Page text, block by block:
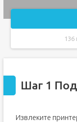
Шаг 3 Панель
Шаг 1
Извлеките